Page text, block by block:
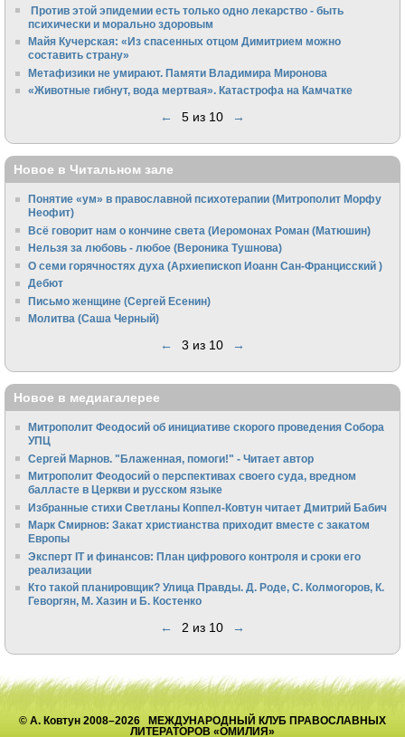
Против этой эпидемии есть только одно лекарство - быть
психически и морально здоровым
Майя Кучерская: «Из спасенных отцом Димитрием можно
составить страну»
Метафизики не умирают. Памяти Владимира Миронова
«Животные гибнут, вода мертвая». Катастрофа на Камчатке
← 5 из 10 →
Новое в Читальном зале
Понятие «ум» в православной психотерапии (Митрополит Морфу
Неофит)
Всё говорит нам о кончине света (Иеромонах Роман (Матюшин)
Нельзя за любовь - любое (Вероника Тушнова)
О семи горячностях духа (Архиепископ Иоанн Сан-Францисский )
Дебют
Письмо женщине (Сергей Есенин)
Молитва (Саша Черный)
← 3 из 10 →
Новое в медиагалерее
Митрополит Феодосий об инициативе скорого проведения Собора
УПЦ
Сергей Марнов. "Блаженная, помоги!" - Читает автор
Митрополит Феодосий о перспективах своего суда, вредном
балласте в Церкви и русском языке
Избранные стихи Светланы Коппел-Ковтун читает Дмитрий Бабич
Марк Смирнов: Закат христианства приходит вместе с закатом
Европы
Эксперт IT и финансов: План цифрового контроля и сроки его
реализации
Кто такой планировщик? Улица Правды. Д. Роде, С. Колмогоров, К.
Геворгян, М. Хазин и Б. Костенко
← 2 из 10 →
© А. Ковтун 2008–2026 МЕЖДУНАРОДНЫЙ КЛУБ ПРАВОСЛАВНЫХ
ЛИТЕРАТОРОВ «ОМИЛИЯ»